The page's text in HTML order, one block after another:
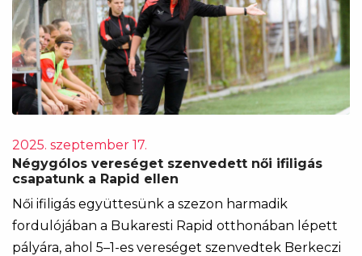
2025. szeptember 17.
Négygólos vereséget szenvedett női ifiligás
csapatunk a Rapid ellen
Női ifiligás együttesünk a szezon harmadik
fordulójában a Bukaresti Rapid otthonában lépett
pályára, ahol 5–1-es vereséget szenvedtek Berkeczi